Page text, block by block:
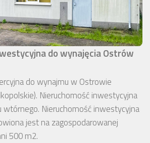
do wynajęcia Ostrów
do wynajmu w Ostrowie
Nieruchomość inwestycyjna
wtórnego. Nieruchomość inwestycyjna
jest na zagospodarowanej
500 m2.